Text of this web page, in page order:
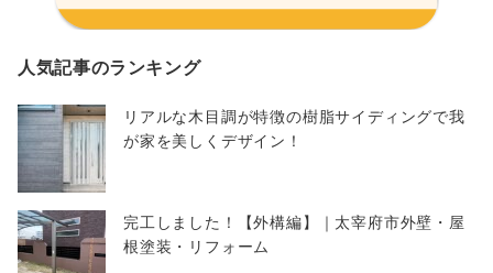
人気記事のランキング
リアルな木目調が特徴の樹脂サイディングで我
が家を美しくデザイン！
完工しました！【外構編】｜太宰府市外壁・屋
根塗装・リフォーム